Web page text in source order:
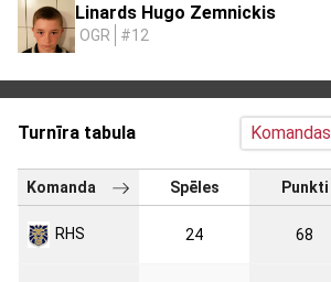
Linards Hugo Zemnickis
OGR #12
Turnīra tabula Komandas
Komanda Spēles Punkti
RHS 24 68